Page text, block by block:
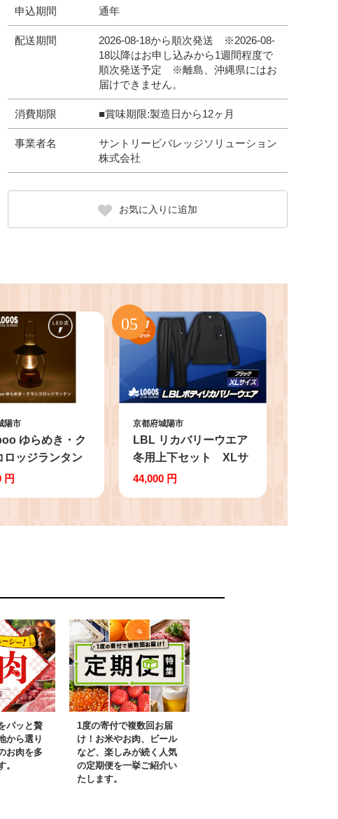
申込期間 通年
配送期間
2026-08-18から順次発送 ※2026-08-
18以降はお申し込みから1週間程度で
順次発送予定 ※離島、沖縄県にはお
届けできません。
消費期限 ■賞味期限:製造日から12ヶ月
事業者名
サントリービバレッジソリューション
株式会社
お気に入りに追加
陽市
ゆらめき・ク
ロッジランタン
で明るく充電
円
京都府城陽市
LBL リカバリーウエア
冬用上下セット XLサ
イズ リカバリーパンツ
44,000 円
パッと贅
から選り
お肉を多
。
1度の寄付で複数回お届
け！お米やお肉、ビール
など、楽しみが続く人気
の定期便を一挙ご紹介い
たします。